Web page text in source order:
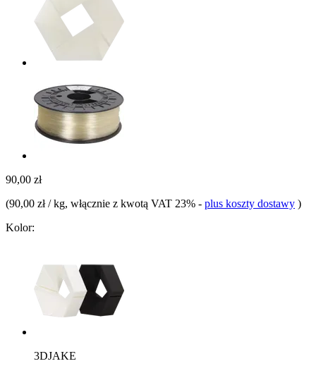
90,00 zł
(90,00 zł / kg, włącznie z kwotą VAT 23% - plus koszty dostawy )
Kolor:
3DJAKE